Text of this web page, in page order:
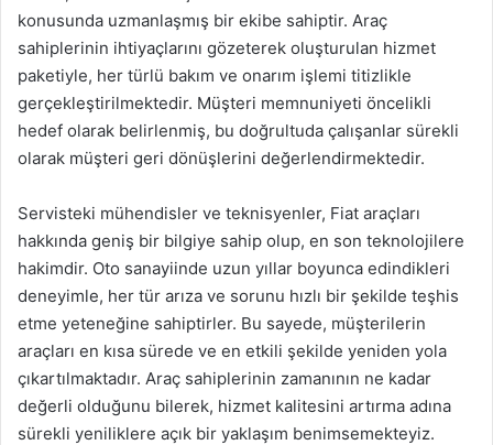
konusunda uzmanlaşmış bir ekibe sahiptir. Araç
sahiplerinin ihtiyaçlarını gözeterek oluşturulan hizmet
paketiyle, her türlü bakım ve onarım işlemi titizlikle
gerçekleştirilmektedir. Müşteri memnuniyeti öncelikli
hedef olarak belirlenmiş, bu doğrultuda çalışanlar sürekli
olarak müşteri geri dönüşlerini değerlendirmektedir.
Servisteki mühendisler ve teknisyenler, Fiat araçları
hakkında geniş bir bilgiye sahip olup, en son teknolojilere
hakimdir. Oto sanayiinde uzun yıllar boyunca edindikleri
deneyimle, her tür arıza ve sorunu hızlı bir şekilde teşhis
etme yeteneğine sahiptirler. Bu sayede, müşterilerin
araçları en kısa sürede ve en etkili şekilde yeniden yola
çıkartılmaktadır. Araç sahiplerinin zamanının ne kadar
değerli olduğunu bilerek, hizmet kalitesini artırma adına
sürekli yeniliklere açık bir yaklaşım benimsemekteyiz.